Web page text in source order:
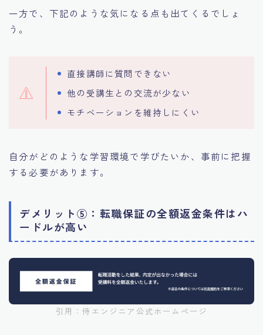
一方で、下記のような気になる点も出てくるでしょ
う。
直接講師に質問できない
他の受講生との交流が少ない
モチベーションを維持しにくい
自分がどのような学習環境で学びたいか、事前に把握
する必要があります。
デメリット⑤：転職保証の全額返金条件はハ
ードルが高い
引用：侍エンジニア公式ホームページ